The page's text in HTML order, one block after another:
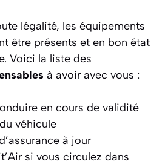
légalité, les équipements
être présents et en bon état
Voici la liste des
à avoir avec vous :
en cours de validité
véhicule
à jour
si vous circulez dans